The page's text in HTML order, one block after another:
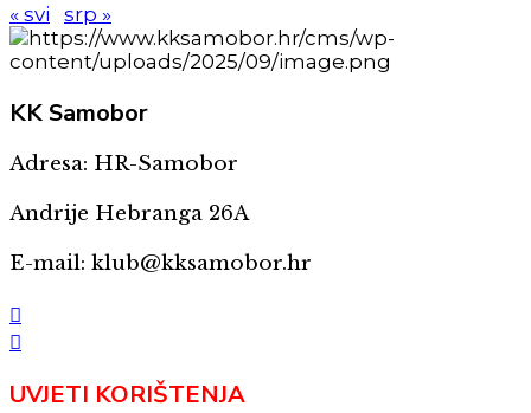
« svi
srp »
KKSamobor
Adresa: HR-Samobor
Andrije Hebranga 26A
E-mail: klub@kksamobor.hr
UVJETI KORIŠTENJA